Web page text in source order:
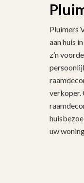
Pluimers
aan huis
z’n
verkoper.
uw